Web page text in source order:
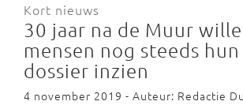
Kort nieuws
30 jaar na de Muur
mensen nog steeds hun
dossier inzien
4 november 2019 - Auteur: Redactie